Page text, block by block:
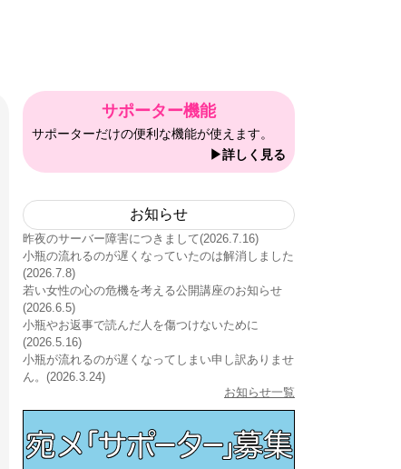
サポーター機能
サポーターだけの便利な機能が使えます。
▶詳しく見る
お知らせ
昨夜のサーバー障害につきまして(2026.7.16)
小瓶の流れるのが遅くなっていたのは解消しました
(2026.7.8)
若い女性の心の危機を考える公開講座のお知らせ
(2026.6.5)
小瓶やお返事で読んだ人を傷つけないために
(2026.5.16)
小瓶が流れるのが遅くなってしまい申し訳ありませ
ん。(2026.3.24)
お知らせ一覧